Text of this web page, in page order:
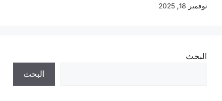
نوفمبر 18, 2025
البحث
البحث